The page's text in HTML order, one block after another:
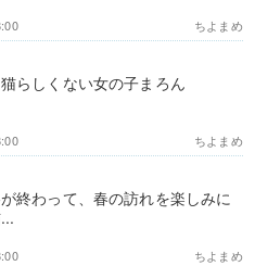
ちよまめ
らしくない女の子まろん
ちよまめ
終わって、春の訪れを楽しみに
ちよまめ